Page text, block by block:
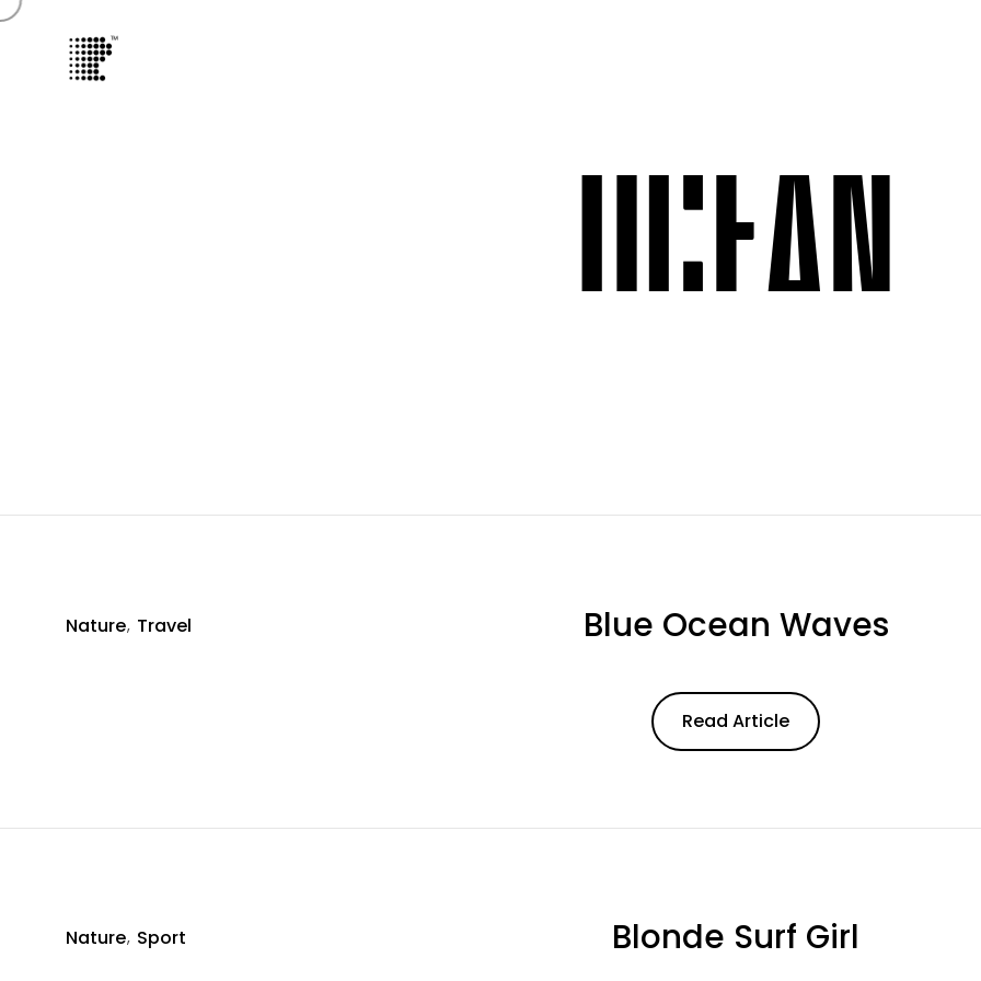
OCEAN
Nature Travel Blue Ocean Waves
Read Article
Nature Sport Blonde Surf Girl